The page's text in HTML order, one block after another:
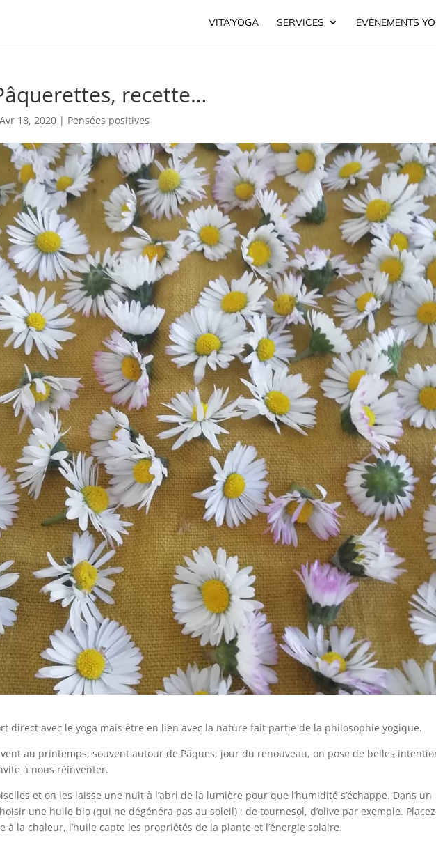
VITA’YOGA SERVICES ÉVÈNEMENTS
recette…
Avr 18, 2020 | Pensées positives
direct avec le yoga mais être en lien avec la nature fait partie de la philosophie yogique.
au printemps, souvent autour de Pâques, jour du renouveau, on pose de belles
à nous réinventer.
et on les laisse une nuit à l’abri de la lumière pour que l’humidité s’échappe. Dans un
une huile bio (qui ne dégénéra pas au soleil) : de tournesol, d’olive par exemple.
à la chaleur, l’huile capte les propriétés de la plante et l’énergie solaire.